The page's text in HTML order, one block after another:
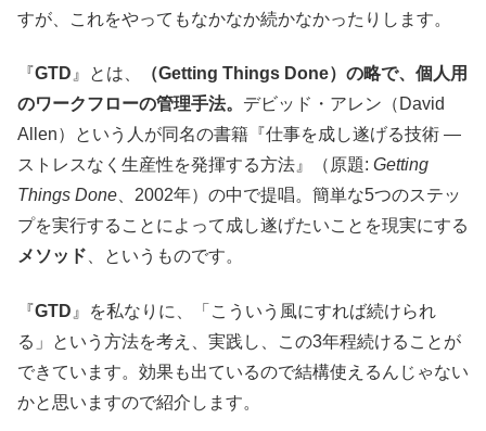
すが、これをやってもなかなか続かなかったりします。
『 GTD』とは、
（Getting Things Done）の略で、個人用
のワークフローの管理手法。 デビッド・アレン（David
Allen）という人が同名の書籍『仕事を成し遂げる技術 ―
ストレスなく生産性を発揮する方法』（原題: Getting
Things Done、2002年）の中で提唱。簡単な5つのステッ
プを実行することによって成し遂げたいことを現実にする
メソッド、というものです。
『GTD 』を私なりに、「こういう風にすれば続けられ
る」という方法を考え、実践し、この3年程続けることが
できています。効果も出ているので結構使えるんじゃない
かと思いますので紹介します。